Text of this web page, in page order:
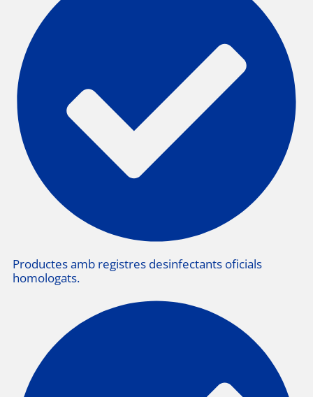
Productes amb registres desinfectants oficials
homologats.